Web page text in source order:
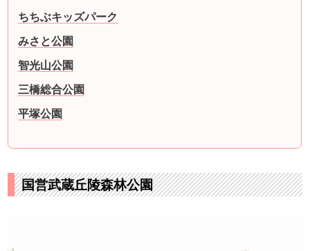
ちちぶキッズパーク
みさと公園
智光山公園
三橋総合公園
平塚公園
国営武蔵丘陵森林公園